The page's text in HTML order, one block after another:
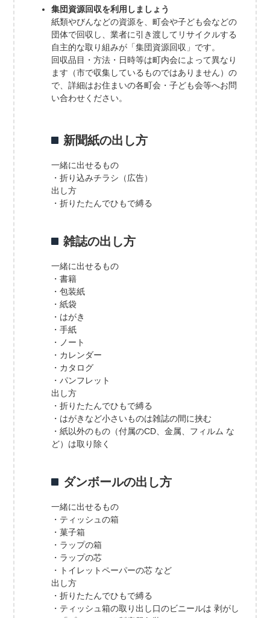
集団資源回収を利用しましょう
紙類やびんなどの資源を、町会や子ども会などの
団体で回収し、業者に引き渡してリサイクルする
自主的な取り組みが「集団資源回収」です。
回収品目・方法・日時等は町内会によって異なり
ます（市で収集しているものではありません）の
で、詳細はお住まいの各町会・子ども会等へお問
い合わせください。
新聞紙の出し方
一緒に出せるもの
・折り込みチラシ（広告）
出し方
・折りたたんでひもで縛る
雑誌の出し方
一緒に出せるもの
・書籍
・包装紙
・紙袋
・はがき
・手紙
・ノート
・カレンダー
・カタログ
・パンフレット
出し方
・折りたたんでひもで縛る
・はがきなど小さいものは雑誌の間に挟む
・紙以外のもの（付属のCD、金属、フィルム な
ど）は取り除く
ダンボールの出し方
一緒に出せるもの
・ティッシュの箱
・菓子箱
・ラップの箱
・ラップの芯
・トイレットペーパーの芯 など
出し方
・折りたたんでひもで縛る
・ティッシュ箱の取り出し口のビニールは 剥がし